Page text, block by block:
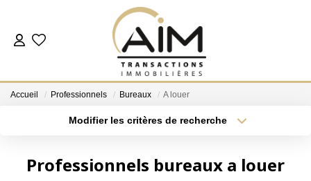
ACHETER
Accueil Professionnels Bureaux A louer
Modifier les critères de recherche
Professionnels bureaux a louer